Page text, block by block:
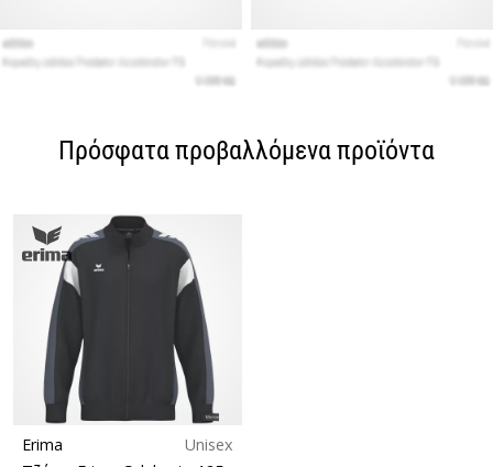
Πρόσφατα προβαλλόμενα προϊόντα
Erima
Unisex